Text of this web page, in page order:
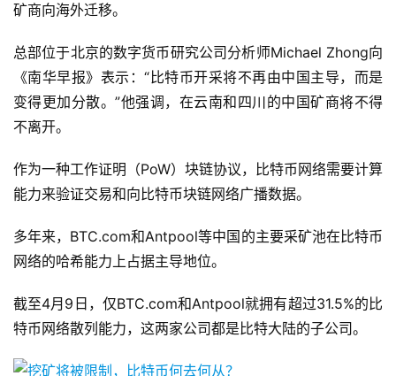
矿商向海外迁移。
总部位于北京的数字货币研究公司分析师Michael Zhong向
《南华早报》表示：“比特币开采将不再由中国主导，而是
变得更加分散。”他强调，在云南和四川的中国矿商将不得
不离开。
作为一种工作证明（PoW）块链协议，比特币网络需要计算
能力来验证交易和向比特币块链网络广播数据。
多年来，BTC.com和Antpool等中国的主要采矿池在比特币
网络的哈希能力上占据主导地位。
截至4月9日，仅BTC.com和Antpool就拥有超过31.5%的比
特币网络散列能力，这两家公司都是比特大陆的子公司。